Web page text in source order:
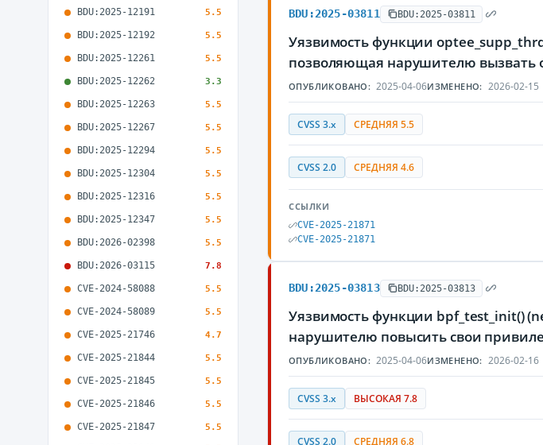
BDU:2025-12191 5.5
BDU:2025-12192 5.5
BDU:2025-12261 5.5
BDU:2025-12262 3.3
BDU:2025-12263 5.5
BDU:2025-12267 5.5
BDU:2025-12294 5.5
BDU:2025-12304 5.5
BDU:2025-12316 5.5
BDU:2025-12347 5.5
BDU:2026-02398 5.5
BDU:2026-03115 7.8
CVE-2024-58088 5.5
CVE-2024-58089 5.5
CVE-2025-21746 4.7
CVE-2025-21844 5.5
CVE-2025-21845 5.5
CVE-2025-21846 5.5
CVE-2025-21847 5.5
BDU:2025-03811 BDU:2025-03811
Уязвимость функции
позволяющая нарушителю вызвать
ОПУБЛИКОВАНО: 2025-04-06ИЗМЕНЕНО: 2026-02-15
CVSS 3.x СРЕДНЯЯ 5.5
CVSS 2.0 СРЕДНЯЯ 4.6
ССЫЛКИ
CVE-2025-21871
CVE-2025-21871
BDU:2025-03813 BDU:2025-03813
Уязвимость функции bpf_test_init()
нарушителю повысить свои
ОПУБЛИКОВАНО: 2025-04-06ИЗМЕНЕНО: 2026-02-16
CVSS 3.x ВЫСОКАЯ 7.8
CVSS 2.0 СРЕДНЯЯ 6.8